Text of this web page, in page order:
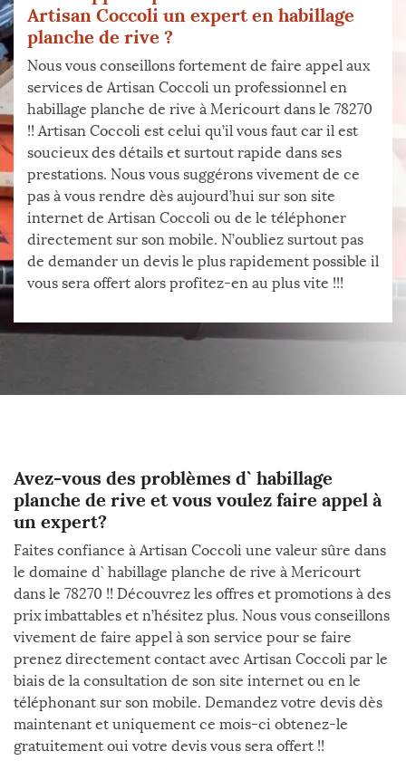
Artisan Coccoli un expert en habillage
planche de rive ?
Nous vous conseillons fortement de faire appel aux
services de Artisan Coccoli un professionnel en
habillage planche de rive à Mericourt dans le 78270
!! Artisan Coccoli est celui qu’il vous faut car il est
soucieux des détails et surtout rapide dans ses
prestations. Nous vous suggérons vivement de ce
pas à vous rendre dès aujourd’hui sur son site
internet de Artisan Coccoli ou de le téléphoner
directement sur son mobile. N’oubliez surtout pas
de demander un devis le plus rapidement possible il
vous sera offert alors profitez-en au plus vite !!!
Avez-vous des problèmes d` habillage
planche de rive et vous voulez faire appel à
un expert?
Faites confiance à Artisan Coccoli une valeur sûre dans
le domaine d` habillage planche de rive à Mericourt
dans le 78270 !! Découvrez les offres et promotions à des
prix imbattables et n’hésitez plus. Nous vous conseillons
vivement de faire appel à son service pour se faire
prenez directement contact avec Artisan Coccoli par le
biais de la consultation de son site internet ou en le
téléphonant sur son mobile. Demandez votre devis dès
maintenant et uniquement ce mois-ci obtenez-le
gratuitement oui votre devis vous sera offert !!